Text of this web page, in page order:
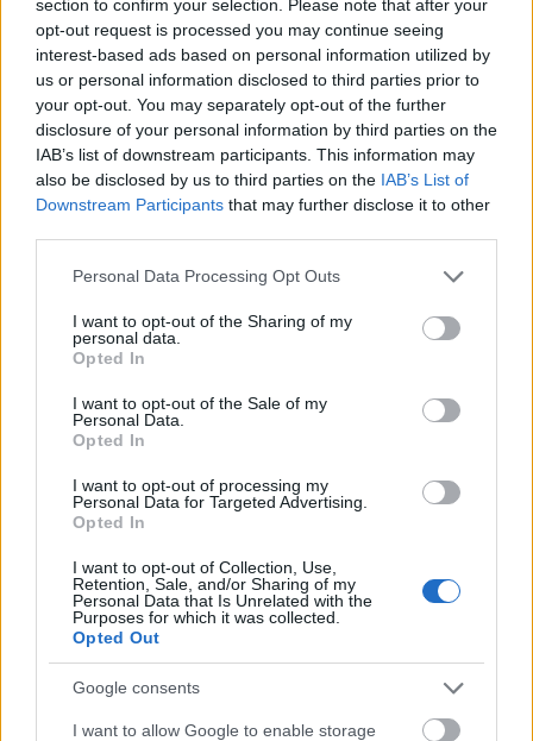
section to confirm your selection. Please note that after your
opt-out request is processed you may continue seeing
interest-based ads based on personal information utilized by
us or personal information disclosed to third parties prior to
your opt-out. You may separately opt-out of the further
disclosure of your personal information by third parties on the
IAB’s list of downstream participants. This information may
also be disclosed by us to third parties on the IAB’s List of
Downstream Participants that may further disclose it to other
Please note that this website/app uses one or more Google
not limited to your visit or usage behaviour. You may click to
grant or deny consent to Google and its third-party tags to
use your data for below specified purposes in below Google
consent section.
Personal Data Processing Opt Outs
I want to opt-out of the Sharing of my
personal data.
Opted In
I want to opt-out of the Sale of my
Personal Data.
Opted In
I want to opt-out of processing my
Personal Data for Targeted Advertising.
Opted In
I want to opt-out of Collection, Use,
Retention, Sale, and/or Sharing of my
Personal Data that Is Unrelated with the
Purposes for which it was collected.
Opted Out
Google consents
I want to allow Google to enable storage
ΗDiciembreκαι ηTashia Farriesδεν περίμεναν
να τον δουν μπροστά τους. «Ζούσαμε τόσο τη
στιγμή οπότε σοκαριστήκαμε όταν μας πλησίασε
και μας πήρε λίγη ώρα μέχρι να τον
αναγνωρίσουμε. Ήταν το κερασάκι στην τούρτα»,